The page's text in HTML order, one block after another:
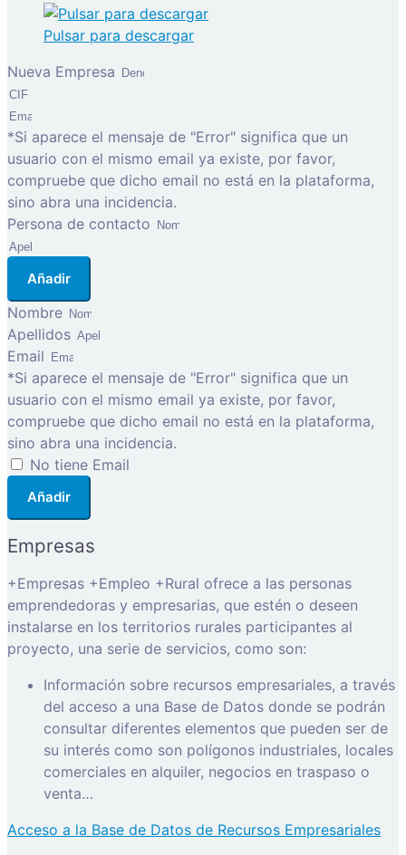
Pulsar para descargar
Nueva Empresa
*Si aparece el mensaje de "Error" significa que un
usuario con el mismo email ya existe, por favor,
compruebe que dicho email no está en la plataforma,
sino abra una incidencia.
Persona de contacto
Añadir
Nombre
Apellidos
Email
*Si aparece el mensaje de "Error" significa que un
usuario con el mismo email ya existe, por favor,
compruebe que dicho email no está en la plataforma,
sino abra una incidencia.
No tiene Email
Añadir
Empresas
+Empresas +Empleo +Rural ofrece a las personas
emprendedoras y empresarias, que estén o deseen
instalarse en los territorios rurales participantes al
proyecto, una serie de servicios, como son:
Información sobre recursos empresariales, a través
del acceso a una Base de Datos donde se podrán
consultar diferentes elementos que pueden ser de
su interés como son polígonos industriales, locales
comerciales en alquiler, negocios en traspaso o
venta…
Acceso a la Base de Datos de Recursos Empresariales